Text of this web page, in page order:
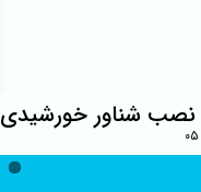
نصب شناور خورشیدی